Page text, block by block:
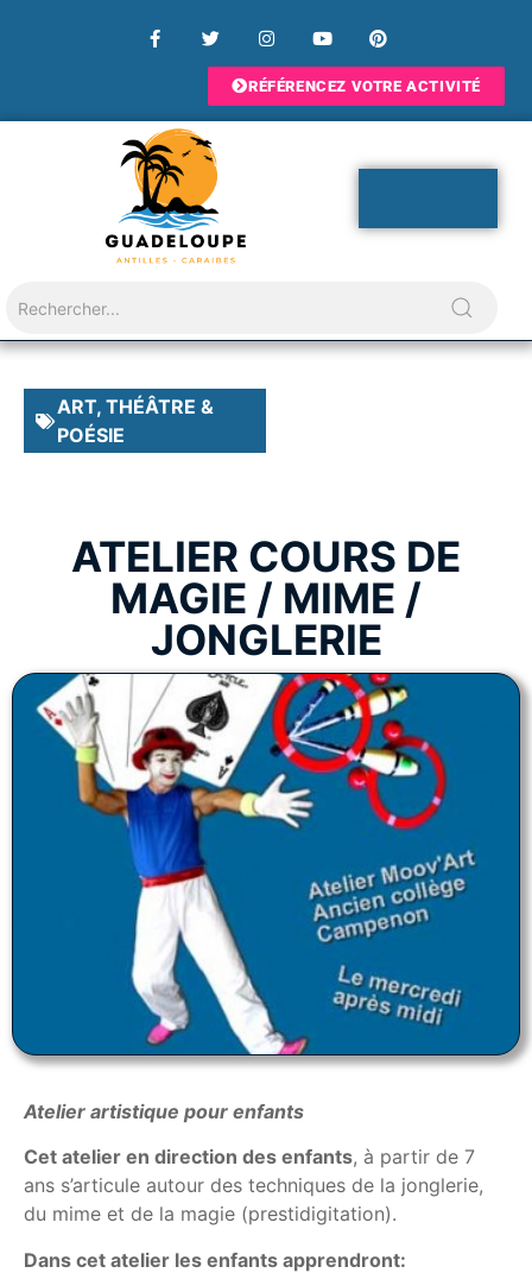
RÉFÉRENCEZ VOTRE ACTIVITÉ
ART, THÉÂTRE &
POÉSIE
ATELIER COURS DE
MAGIE / MIME /
JONGLERIE
Atelier artistique pour enfants
Cet atelier en direction des enfants, à partir de 7
ans s’articule autour des techniques de la jonglerie,
du mime et de la magie (prestidigitation).
Dans cet atelier les enfants apprendront: